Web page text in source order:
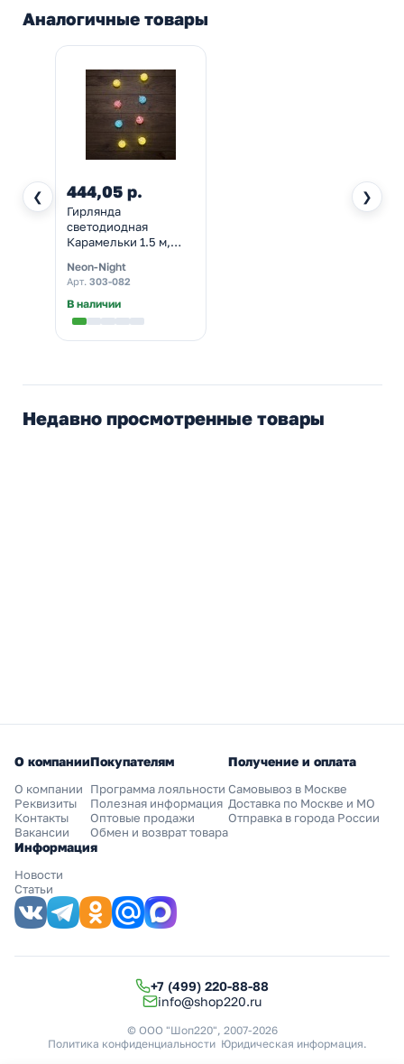
Аналогичные товары
❮ ❯
444,05 р.
Гирлянда
светодиодная
Карамельки 1.5 м,
LED, теплый белый,
питание 2хАА
Neon-Night
Арт. 303-082
В наличии
Недавно просмотренные товары
О компании
О компании
Реквизиты
Контакты
Вакансии
Покупателям
Программа лояльности
Полезная информация
Оптовые продажи
Обмен и возврат товара
Получение и оплата
Самовывоз в Москве
Доставка по Москве и МО
Отправка в города России
Информация
Новости
Статьи
+7 (499) 220-88-88
info@shop220.ru
© ООО "Шоп220", 2007-2026
Политика конфиденциальности Юридическая информация.